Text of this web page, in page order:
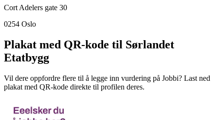
Cort Adelers gate 30
0254 Oslo
Plakat med QR-kode til Sørlandet
Etatbygg
Vil dere oppfordre flere til å legge inn vurdering på Jobbi? Last ned
plakat med QR-kode direkte til profilen deres.